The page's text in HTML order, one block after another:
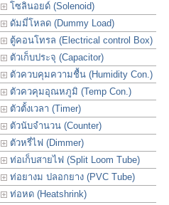
โซลินอยด์ (Solenoid)
ดัมมี่โหลด (Dummy Load)
ตู้คอนโทรล (Electrical control Box)
ตัวเก็บประจุ (Capacitor)
ตัวควบคุมความชื้น (Humidity Con.)
ตัวควคุมอุณหภูมิ (Temp Con.)
ตัวตั้งเวลา (Timer)
ตัวนับจำนวน (Counter)
ตัวหรี่ไฟ (Dimmer)
ท่อเก็บสายไฟ (Split Loom Tube)
ท่อยางม ปลอกยาง (PVC Tube)
ท่อหด (Heatshrink)